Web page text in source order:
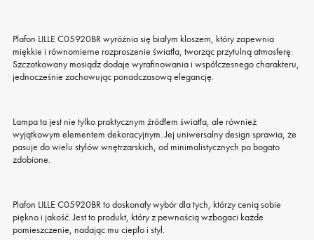
Plafon LILLE C05920BR wyróżnia się białym kloszem, który zapewnia
miękkie i równomierne rozproszenie światła, tworząc przytulną atmosferę.
Szczotkowany mosiądz dodaje wyrafinowania i współczesnego charakteru,
jednocześnie zachowując ponadczasową elegancję.
Lampa ta jest nie tylko praktycznym źródłem światła, ale również
wyjątkowym elementem dekoracyjnym. Jej uniwersalny design sprawia, że
pasuje do wielu stylów wnętrzarskich, od minimalistycznych po bogato
zdobione.
Plafon LILLE C05920BR to doskonały wybór dla tych, którzy cenią sobie
piękno i jakość. Jest to produkt, który z pewnością wzbogaci każde
pomieszczenie, nadając mu ciepło i styl.